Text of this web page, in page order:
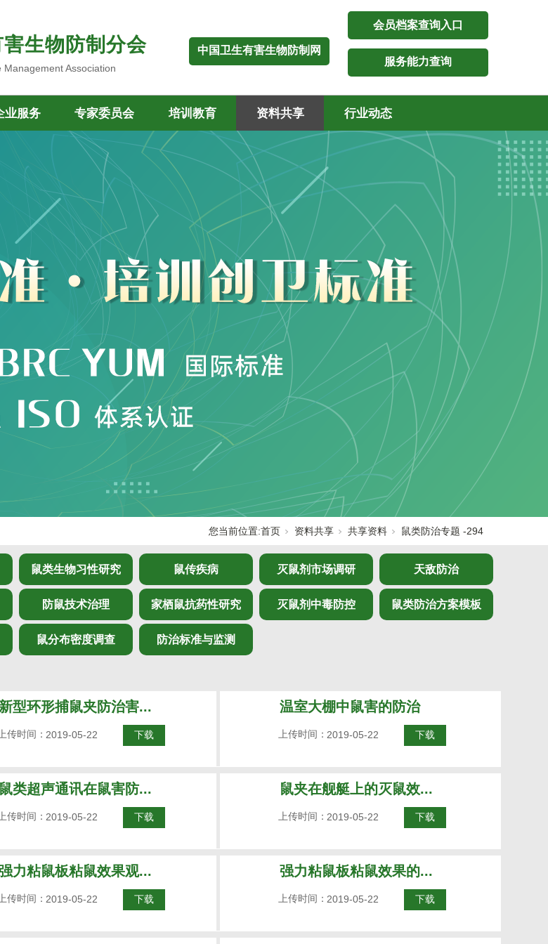
生物防制分会 中国卫生有害生物防制网
Association
服务能力查询
会员档案查询入口
业服务 专家委员会 培训教育 资料共享 行业动态
您当前位置:首页 资料共享 共享资料 鼠类防治专题 -294
鼠类生物习性研究 鼠传疾病 灭鼠剂市场调研 天敌防治
防鼠技术治理 家栖鼠抗药性研究 灭鼠剂中毒防控 鼠类防治方案模板
鼠分布密度调查 防治标准与监测
新型环形捕鼠夹防治害...
2019-05-22
上传时间： 下载
温室大棚中鼠害的防治
2019-05-22
上传时间： 下载
鼠类超声通讯在鼠害防...
2019-05-22
上传时间： 下载
鼠夹在舰艇上的灭鼠效...
2019-05-22
上传时间： 下载
力粘鼠板粘鼠效果观...
2019-05-22
上传时间： 下载
强力粘鼠板粘鼠效果的...
2019-05-22
上传时间： 下载